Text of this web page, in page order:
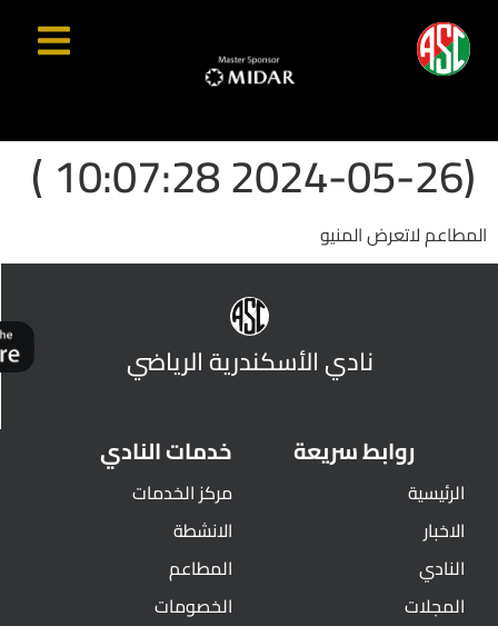
(2024-05-26 10:07:28 )
المطاعم لاتعرض المنيو
نادي الأسكندرية الرياضي
روابط سريعة
الرئيسية
الاخبار
النادي
المجلات
خدمات النادي
مركز الخدمات
الانشطة
المطاعم
الخصومات